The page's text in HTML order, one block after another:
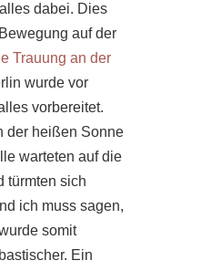
dabei. Dies
auf der
Trauung an der
wurde vor
vorbereitet.
der heißen Sonne
warteten auf die
türmten sich
ich muss sagen,
somit
Ein